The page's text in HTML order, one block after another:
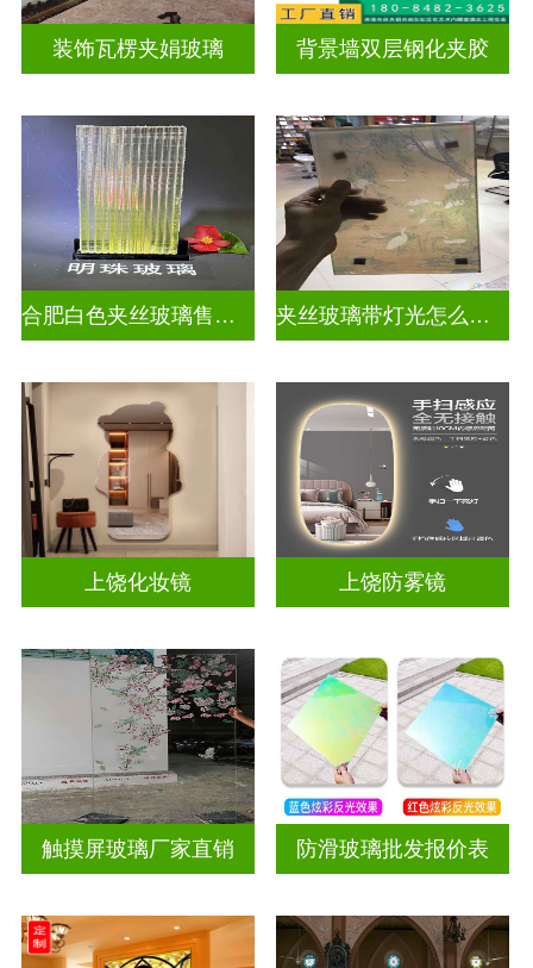
装饰瓦楞夹娟玻璃 背景墙双层钢化夹胶
合肥白色夹丝玻璃售价多少 夹丝玻璃带灯光怎么安装
上饶化妆镜 上饶防雾镜
触摸屏玻璃厂家直销 防滑玻璃批发报价表